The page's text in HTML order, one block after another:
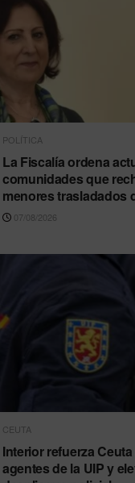
POLÍTICA
La Fiscalía ordena
comunidades que
menores trasladados
07/08/2026
CEUTA
Interior refuerza
agentes de la UIP y